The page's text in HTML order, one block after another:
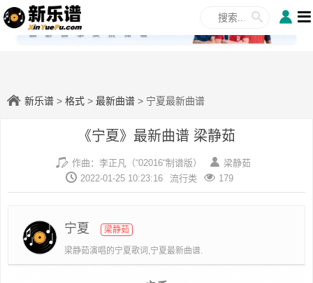
✕
新乐谱 > 格式 > 最新曲谱 > 宁夏最新曲谱
《宁夏》最新曲谱 梁静茹
作曲：李正凡（“02016“制谱版）
梁静茹
2022-01-25 10:23:16
流行类 179
宁夏 梁静茹
梁静茹演唱的宁夏歌词,宁夏最新曲谱.